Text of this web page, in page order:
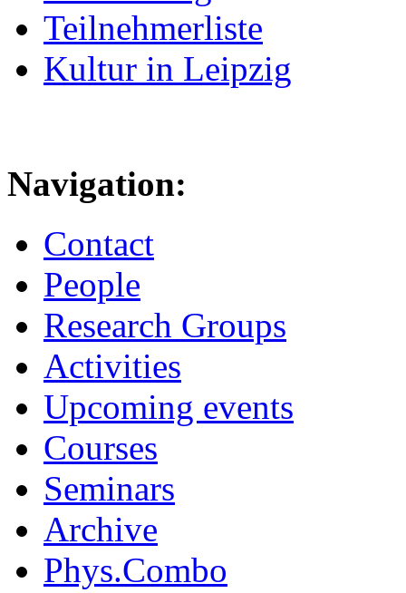
Teilnehmerliste
Kultur in Leipzig
Navigation:
Contact
People
Research Groups
Activities
Upcoming events
Courses
Seminars
Archive
Phys.Combo